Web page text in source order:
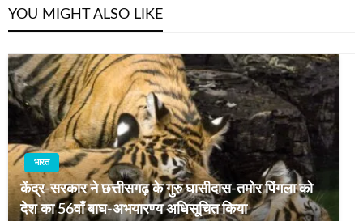
YOU MIGHT ALSO LIKE
भारत
केंद्र-सरकार ने छत्तीसगढ़ के गुरु घासीदास-तमोर पिंगला को
देश का 56वांँ बाघ-अभयारण्य अधिसूचित किया